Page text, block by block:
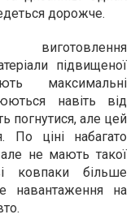
дорожче.
підвищеної
максимальні
навіть від
погнутися, але цей
По ціні набагато
не мають такої
ковпаки більше
навантаження на